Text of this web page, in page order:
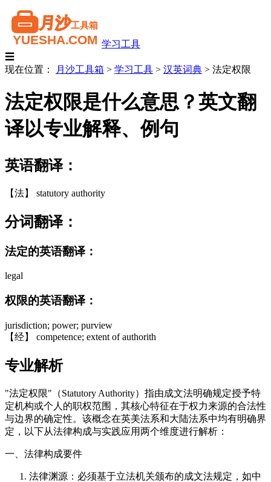
学习工具
☰
现在位置：
月沙工具箱 > 学习工具 > 汉英词典 > 法定权限
法定权限是什么意思？英文翻
译以专业解释、例句
英语翻译：
【法】 statutory authority
分词翻译：
法定的英语翻译：
legal
权限的英语翻译：
jurisdiction; power; purview
【经】 competence; extent of authorith
专业解析
"法定权限"（Statutory Authority）指由成文法明确规定授予特
定机构或个人的职权范围，其核心特征在于权力来源的合法性
与边界的确定性。该概念在英美法系和大陆法系中均有明确界
定，以下从法律构成与实践应用两个维度进行解析：
一、法律构成要件
法律渊源：必须基于立法机关颁布的成文法规定，如中